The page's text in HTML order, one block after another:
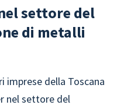
settore del
di metalli
imprese della Toscana
nel settore del